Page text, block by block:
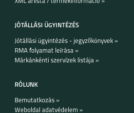
JÓTÁLLÁSI ÜGYINTÉZÉS
Jótállási ügyintézés - jegyzőkönyvek »
RMA folyamat leírása »
Márkánkénti szervízek listája »
RÓLUNK
Bemutatkozás »
Weboldal adatvédelem »